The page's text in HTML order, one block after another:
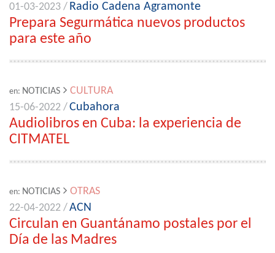
01-03-2023 / Radio Cadena Agramonte
Prepara Segurmática nuevos productos
para este año
en: NOTICIAS
CULTURA
15-06-2022 /Cubahora
Audiolibros en Cuba: la experiencia de
CITMATEL
en: NOTICIAS
OTRAS
22-04-2022 /ACN
Circulan en Guantánamo postales por el
Día de las Madres